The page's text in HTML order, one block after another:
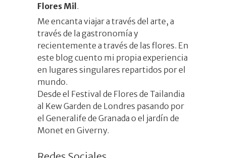
Flores Mil.
Me encanta viajar a través del arte, a
través de la gastronomía y
recientemente a través de las flores. En
este blog cuento mi propia experiencia
en lugares singulares repartidos por el
mundo.
Desde el Festival de Flores de Tailandia
al Kew Garden de Londres pasando por
el Generalife de Granada o el jardín de
Monet en Giverny.